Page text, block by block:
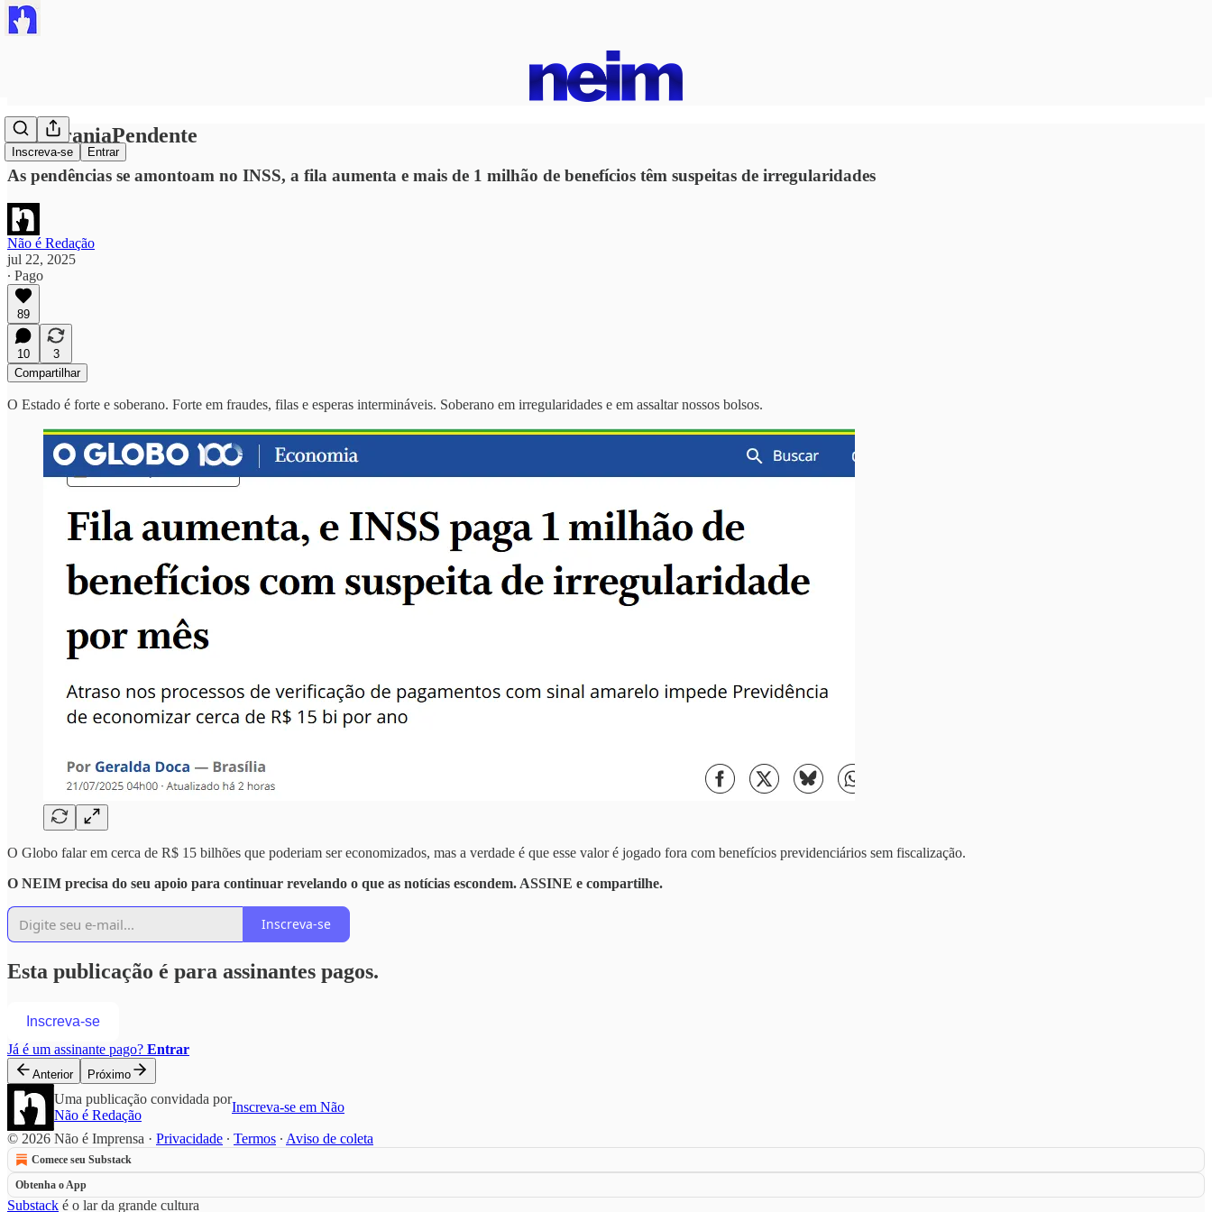
Inscreva-se Entrar
#SoberaniaPendente
As pendências se amontoam no INSS, a fila aumenta e mais de 1 milhão de benefícios têm suspeitas de irregularidades
Não é Redação
jul 22, 2025
∙ Pago
89
10
3
Compartilhar
O Estado é forte e soberano. Forte em fraudes, filas e esperas intermináveis. Soberano em irregularidades e em assaltar nossos bolsos.
O Globo falar em cerca de R$ 15 bilhões que poderiam ser economizados, mas a verdade é que esse valor é jogado fora com benefícios previdenciários sem fiscalização.
O NEIM precisa do seu apoio para continuar revelando o que as notícias escondem. ASSINE e compartilhe.
Inscreva-se
Esta publicação é para assinantes pagos.
Inscreva-se
Já é um assinante pago? Entrar
Anterior Próximo
Uma publicação convidada por
Não é Redação
Inscreva-se em Não
© 2026 Não é Imprensa · Privacidade ∙ Termos ∙ Aviso de coleta
Comece seu Substack
Obtenha o App
Substack é o lar da grande cultura